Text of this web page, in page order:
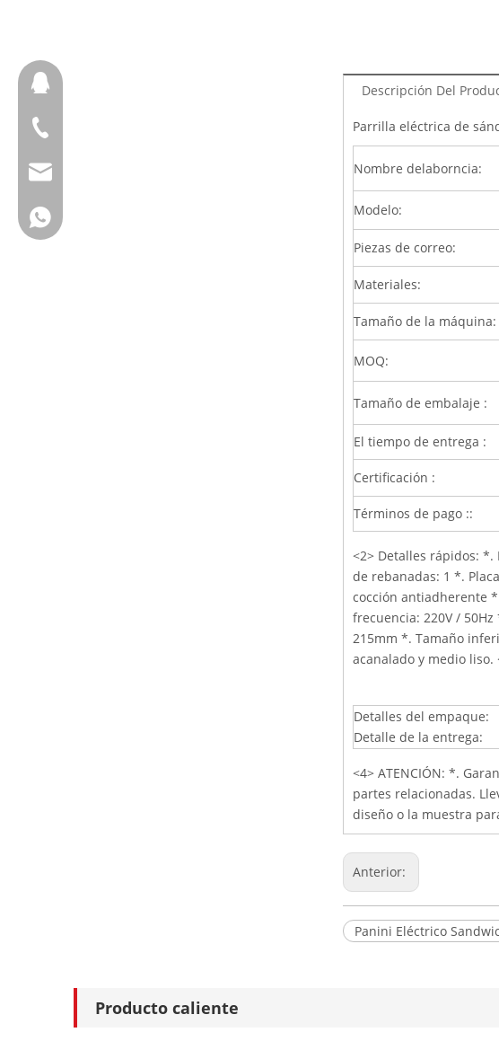
Descripción Del
Parrilla eléctrica de
Nombre delaborncia:
Modelo:
Piezas de correo:
Materiales:
Tamaño de la máquina:
MOQ:
Tamaño de embalaje :
El tiempo de entrega :
Certificación :
Términos de pago ::
<2> Detalles rápidos: *.
de rebanadas: 1 *.
cocción antiadherente
frecuencia: 220V /
215mm *. Tamaño
acanalado y medio liso.
Detalles del empaque:
Detalle de la entrega:
<4> ATENCIÓN: *.
partes relacionadas.
diseño o la muestra
Anterior:
Panini Eléctrico
Producto caliente